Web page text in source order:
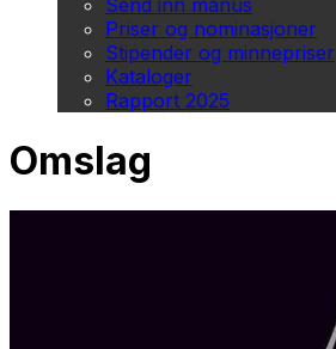
Send inn manus
Priser og nominasjoner
Stipender og minnepriser
Kataloger
Rapport 2025
Omslag